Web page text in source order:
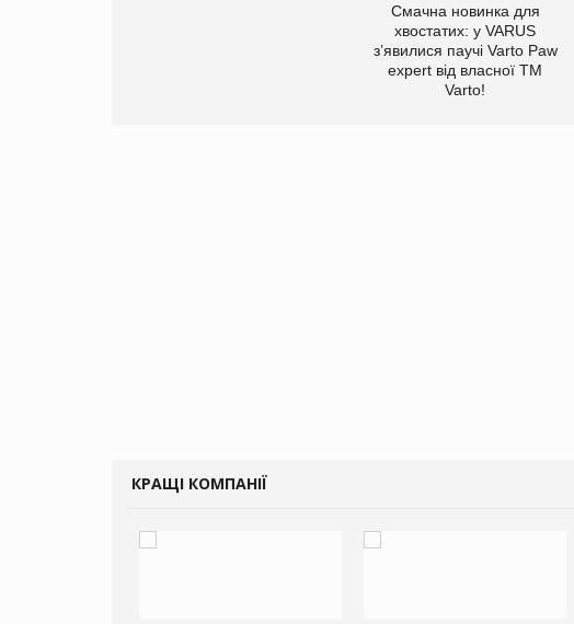
Смачна новинка для
хвостатих: у VARUS
з’явилися паучі Varto Paw
expert від власної ТМ
Varto!
КРАЩІ КОМПАНІЇ